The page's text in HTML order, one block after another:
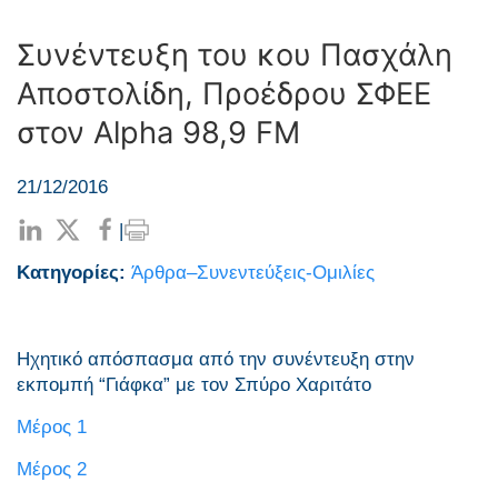
Συνέντευξη του κου Πασχάλη
Αποστολίδη, Προέδρου ΣΦΕΕ
στον Alpha 98,9 FM
21/12/2016
|
Κατηγορίες: Άρθρα–Συνεντεύξεις-Ομιλίες
Ηχητικό απόσπασμα από την συνέντευξη στην
εκπομπή “Γιάφκα” με τον Σπύρο Χαριτάτο
Μέρος 1
Μέρος 2